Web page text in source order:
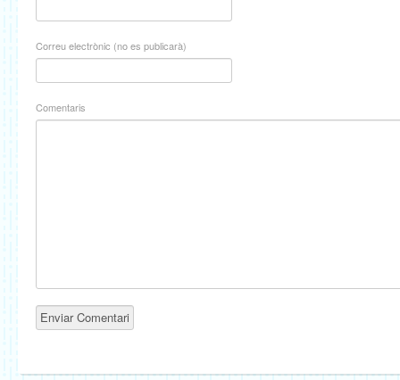
Correu electrònic (no es publicarà)
Comentaris